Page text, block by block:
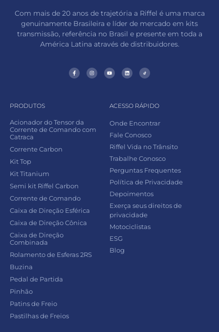
Com mais de 20 anos de trajetória a Riffel é uma marca
genuinamente Brasileira e líder de mercado em kits
transmissão, referência no Brasil e presente em toda a
América Latina através de distribuidores.
PRODUTOS
Acionador do Tensor da
Corrente de Comando com
Catraca
Corrente Carbon
Kit Top
Kit Titanium
Semi kit Riffel Carbon
Corrente de Comando
Caixa de Direção Esférica
Caixa de Direção Cônica
Caixa de Direção
Combinada
Rolamento de Esferas 2RS
Buzina
Pedal de Partida
Pinhão
Patins de Freio
Pastilhas de Freios
ACESSO RÁPIDO
Onde Encontrar
Fale Conosco
Riffel Vida no Trânsito
Trabalhe Conosco
Perguntas Frequentes
Política de Privacidade
Depoimentos
Exerça seus direitos de
privacidade
Motociclistas
ESG
Blog